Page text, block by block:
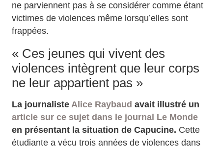
ne parviennent pas à se considérer comme étant
victimes de violences même lorsqu’elles sont
frappées.
« Ces jeunes qui vivent des
violences intègrent que leur corps
ne leur appartient pas »
La journaliste Alice Raybaud avait illustré un
article sur ce sujet dans le journal Le Monde
en présentant la situation de Capucine. Cette
étudiante a vécu trois années de violences dans